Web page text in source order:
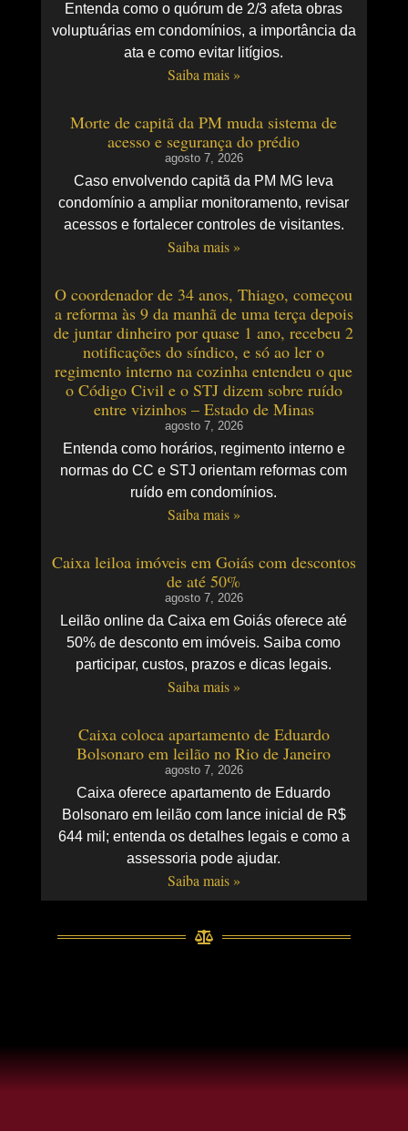
Entenda como o quórum de 2/3 afeta obras
voluptuárias em condomínios, a importância da
ata e como evitar litígios.
Saiba mais »
Morte de capitã da PM muda sistema de
acesso e segurança do prédio
agosto 7, 2026
Caso envolvendo capitã da PM MG leva
condomínio a ampliar monitoramento, revisar
acessos e fortalecer controles de visitantes.
Saiba mais »
O coordenador de 34 anos, Thiago, começou
a reforma às 9 da manhã de uma terça depois
de juntar dinheiro por quase 1 ano, recebeu 2
notificações do síndico, e só ao ler o
regimento interno na cozinha entendeu o que
o Código Civil e o STJ dizem sobre ruído
entre vizinhos – Estado de Minas
agosto 7, 2026
Entenda como horários, regimento interno e
normas do CC e STJ orientam reformas com
ruído em condomínios.
Saiba mais »
Caixa leiloa imóveis em Goiás com descontos
de até 50%
agosto 7, 2026
Leilão online da Caixa em Goiás oferece até
50% de desconto em imóveis. Saiba como
participar, custos, prazos e dicas legais.
Saiba mais »
Caixa coloca apartamento de Eduardo
Bolsonaro em leilão no Rio de Janeiro
agosto 7, 2026
Caixa oferece apartamento de Eduardo
Bolsonaro em leilão com lance inicial de R$
644 mil; entenda os detalhes legais e como a
assessoria pode ajudar.
Saiba mais »